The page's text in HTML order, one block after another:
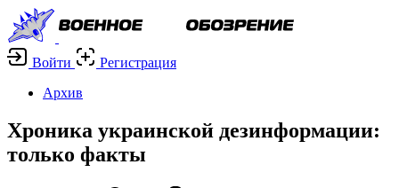
Войти
Регистрация
Архив
Хроника украинской дезинформации:
только факты